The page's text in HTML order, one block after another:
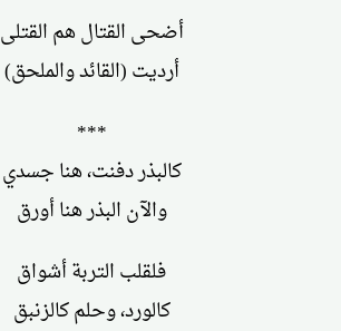
أضحى القتال هم القتلى
أرديت (القائد والملحق)
***
كالبذر دفنت، هنا جسدي
والآن البذر هنا أورق
فلقلب التربة أشواق
كالورد، وحلم كالزنبق